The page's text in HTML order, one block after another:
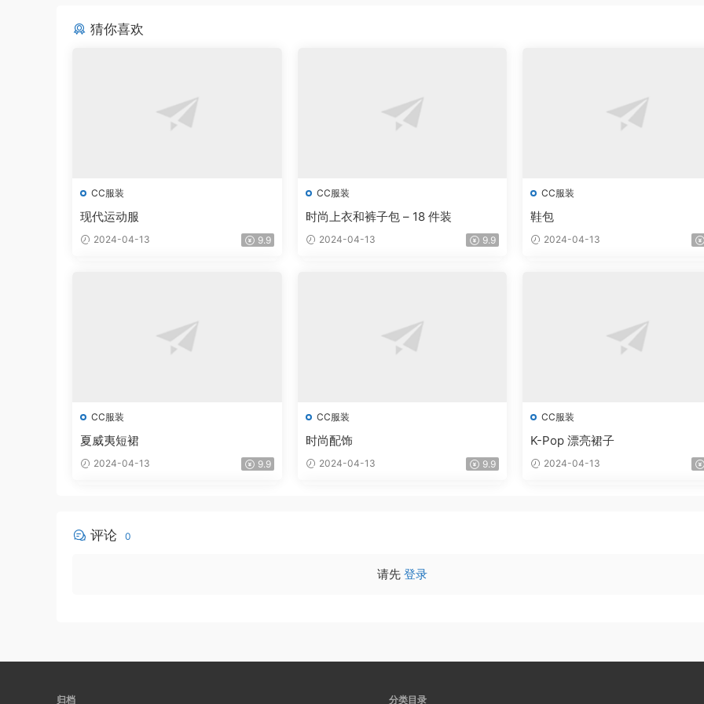
猜你喜欢
CC服装
现代运动服
2024-04-13 9.9
CC服装
时尚上衣和裤子包 – 18 件装
2024-04-13 9.9
CC服装
鞋包
2024-04-13
CC服装
夏威夷短裙
2024-04-13 9.9
CC服装
时尚配饰
2024-04-13 9.9
CC服装
K-Pop 漂亮裙子
2024-04-13
评论 0
请先 登录
归档 分类目录